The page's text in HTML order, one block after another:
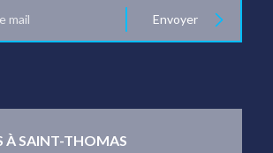
Envoyer
À SAINT-THOMAS